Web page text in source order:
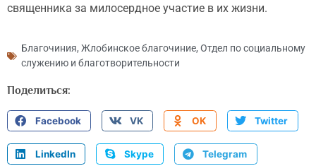
священника за милосердное участие в их жизни.
Благочиния, Жлобинское благочиние, Отдел по социальному
служению и благотворительности
Поделиться:
Facebook VK OK Twitter
LinkedIn Skype Telegram